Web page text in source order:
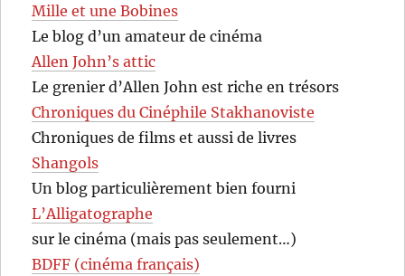
Mille et une Bobines
Le blog d’un amateur de cinéma
Allen John’s attic
Le grenier d’Allen John est riche en trésors
Chroniques du Cinéphile Stakhanoviste
Chroniques de films et aussi de livres
Shangols
Un blog particulièrement bien fourni
L’Alligatographe
sur le cinéma (mais pas seulement…)
BDFF (cinéma français)